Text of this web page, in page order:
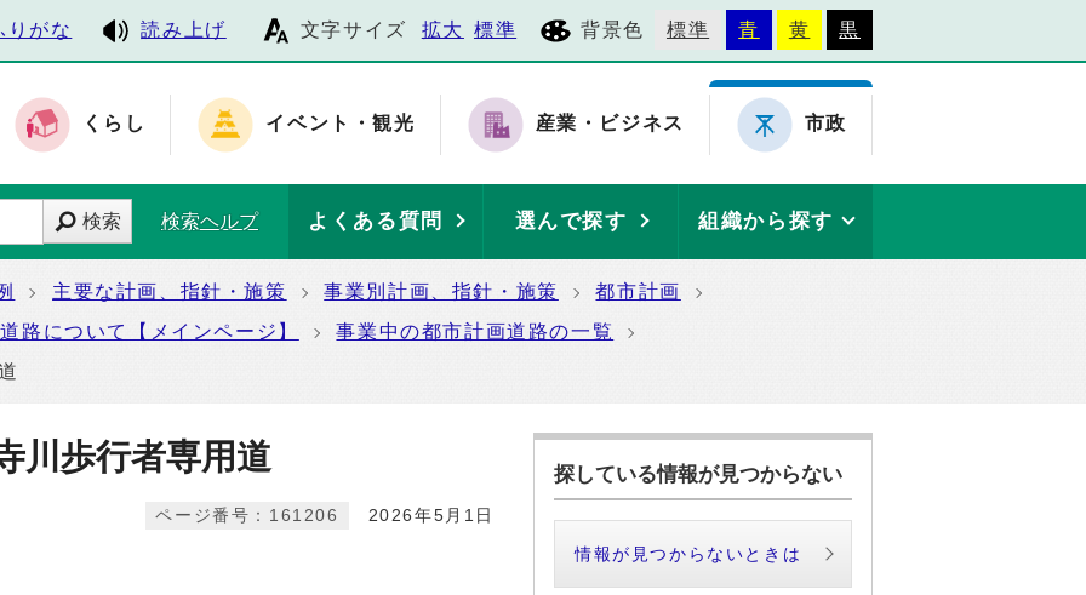
りがな 読み上げ 文字サイズ 拡大 標準 背景色 標準 青 黄 黒
くらし イベント・観光 産業・ビジネス 市政
検索 検索ヘルプ よくある質問 選んで探す 組織から探す
主要な計画、指針・施策 事業別計画、指針・施策
都市計画
路について【メインページ】
事業中の都市計画道路の一覧
川歩行者専用道
2026年5月1日
ページ番号：161206
探している情報が見つからない
情報が見つからないときは